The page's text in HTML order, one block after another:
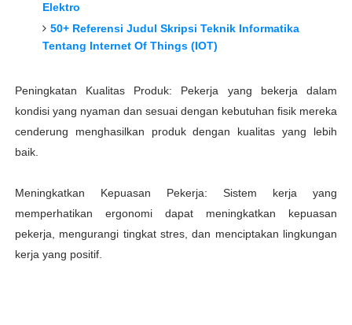
Elektro
50+ Referensi Judul Skripsi Teknik Informatika
Tentang Internet Of Things (IOT)
Peningkatan Kualitas Produk: Pekerja yang bekerja dalam
kondisi yang nyaman dan sesuai dengan kebutuhan fisik mereka
cenderung menghasilkan produk dengan kualitas yang lebih
baik.
Meningkatkan Kepuasan Pekerja: Sistem kerja yang
memperhatikan ergonomi dapat meningkatkan kepuasan
pekerja, mengurangi tingkat stres, dan menciptakan lingkungan
kerja yang positif.